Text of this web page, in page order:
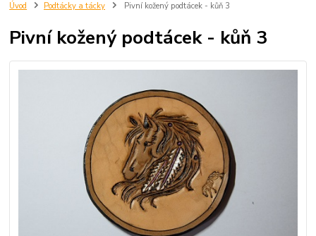
Úvod Podtácky a tácky Pivní kožený podtácek - kůň 3
Pivní kožený podtácek - kůň 3